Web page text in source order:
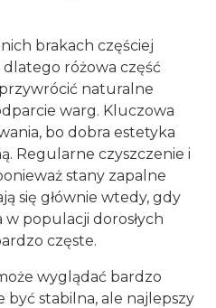
brakach częściej
różowa część
naturalne
warg. Kluczowa
bo dobra estetyka
Regularne czyszczenie i
stany zapalne
się głównie wtedy, gdy
w populacji dorosłych
częste.
wyglądać bardzo
być stabilna, ale najlepszy